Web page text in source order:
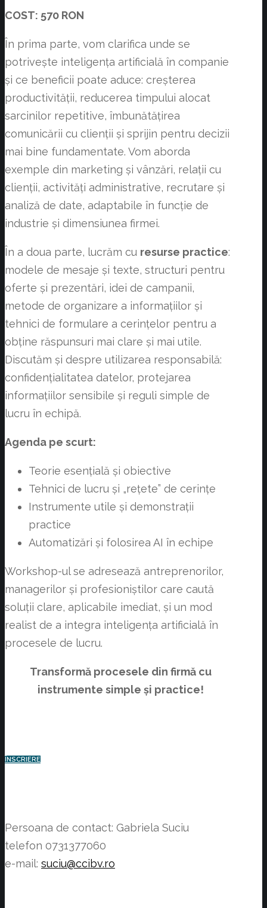
COST: 570 RON
În prima parte, vom clarifica unde se
potrivește inteligența artificială în companie
și ce beneficii poate aduce: creșterea
productivității, reducerea timpului alocat
sarcinilor repetitive, îmbunătățirea
comunicării cu clienții și sprijin pentru decizii
mai bine fundamentate. Vom aborda
exemple din marketing și vânzări, relații cu
clienții, activități administrative, recrutare și
analiză de date, adaptabile în funcție de
industrie și dimensiunea firmei.
În a doua parte, lucrăm cu resurse practice:
modele de mesaje și texte, structuri pentru
oferte și prezentări, idei de campanii,
metode de organizare a informațiilor și
tehnici de formulare a cerințelor pentru a
obține răspunsuri mai clare și mai utile.
Discutăm și despre utilizarea responsabilă:
confidențialitatea datelor, protejarea
informațiilor sensibile și reguli simple de
lucru în echipă.
Agenda pe scurt:
Teorie esențială și obiective
Tehnici de lucru și „rețete” de cerințe
Instrumente utile și demonstrații
practice
Automatizări și folosirea AI în echipe
Workshop-ul se adresează antreprenorilor,
managerilor și profesioniștilor care caută
soluții clare, aplicabile imediat, și un mod
realist de a integra inteligența artificială în
procesele de lucru.
Transformă procesele din firmă cu
instrumente simple și practice!
ÎNSCRIERE
Persoana de contact: Gabriela Suciu
telefon 0731377060
e-mail: suciu@ccibv.ro